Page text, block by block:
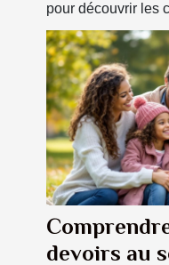
pour découvrir les
devoirs au